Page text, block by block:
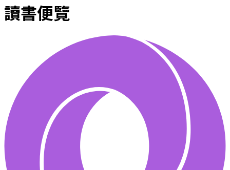
讀書便覽